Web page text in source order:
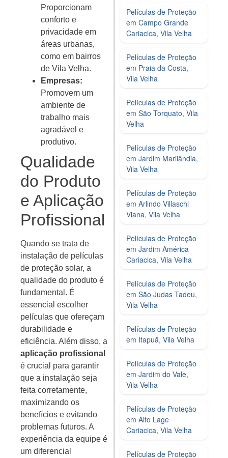
Proporcionam
conforto e
privacidade em
áreas urbanas,
como em bairros
de Vila Velha.
Empresas:
Promovem um
ambiente de
trabalho mais
agradável e
produtivo.
Qualidade
do Produto
e Aplicação
Profissional
Quando se trata de
instalação de películas
de proteção solar, a
qualidade do produto é
fundamental. É
essencial escolher
películas que ofereçam
durabilidade e
eficiência. Além disso, a
aplicação profissional
é crucial para garantir
que a instalação seja
feita corretamente,
maximizando os
benefícios e evitando
problemas futuros. A
experiência da equipe é
um diferencial
Películas de Proteção
em Campo Grande
Cariacica, Vila Velha
Películas de Proteção
em Praia da Costa,
Vila Velha
Películas de Proteção
em São Torquato, Vila
Velha
Películas de Proteção
em Jardim Marilândia,
Vila Velha
Películas de Proteção
em Arlindo Villaschi
Viana, Vila Velha
Películas de Proteção
em Jardim América
Cariacica, Vila Velha
Películas de Proteção
em São Judas Tadeu,
Vila Velha
Películas de Proteção
em Itapuã, Vila Velha
Películas de Proteção
em Jardim do Vale,
Vila Velha
Películas de Proteção
em Alto Lage
Cariacica, Vila Velha
Películas de Proteção